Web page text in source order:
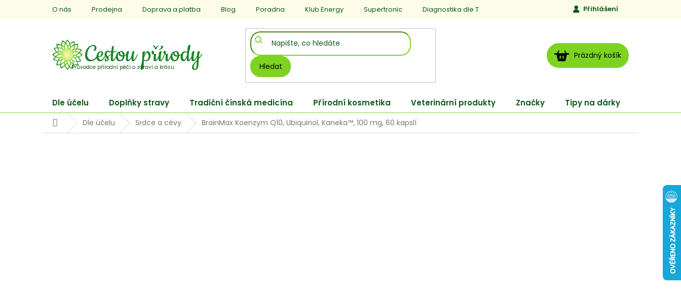
O nás Prodejna Doprava a platba Blog Poradna Klub Energy Supertronic Diagnostika dle TCM Jen to, čemu věříme
Přihlášení
Hledat
NÁKUPNÍ
KOŠÍK
Prázdný košík
Dle účelu Doplňky stravy Tradiční čínská medicína Přírodní kosmetika Veterinární produkty Značky Tipy na dárky
DomůDle účelu Srdce a cévy BrainMax Koenzym Q10, Ubiquinol, Kaneka™, 100 mg, 60 kapslí